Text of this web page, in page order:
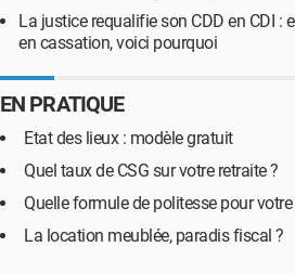
La justice requalifie son CDD en CDI :
en cassation, voici pourquoi
EN PRATIQUE
Etat des lieux : modèle gratuit
Quel taux de CSG sur votre retraite ?
Quelle formule de politesse pour votre
La location meublée, paradis fiscal ?